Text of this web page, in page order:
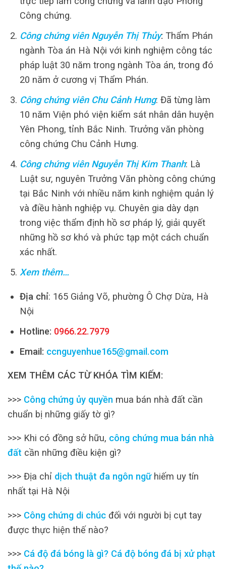
Công chứng.
Công chứng viên Nguyễn Thị Thủy: Thẩm Phán
ngành Tòa án Hà Nội với kinh nghiệm công tác
pháp luật 30 năm trong ngành Tòa án, trong đó
20 năm ở cương vị Thẩm Phán.
Công chứng viên Chu Cảnh Hưng: Đã từng làm
10 năm Viện phó viện kiểm sát nhân dân huyện
Yên Phong, tỉnh Bắc Ninh. Trưởng văn phòng
công chứng Chu Cảnh Hưng.
Công chứng viên Nguyễn Thị Kim Thanh: Là
Luật sư, nguyên Trưởng Văn phòng công chứng
tại Bắc Ninh với nhiều năm kinh nghiệm quản lý
và điều hành nghiệp vụ. Chuyên gia dày dạn
trong việc thẩm định hồ sơ pháp lý, giải quyết
những hồ sơ khó và phức tạp một cách chuẩn
xác nhất.
Xem thêm…
Địa chỉ: 165 Giảng Võ, phường Ô Chợ Dừa, Hà
Nội
Hotline: 0966.22.7979
Email: ccnguyenhue165@gmail.com
XEM THÊM CÁC TỪ KHÓA TÌM KIẾM:
>>> Công chứng ủy quyền mua bán nhà đất cần
chuẩn bị những giấy tờ gì?
>>> Khi có đồng sở hữu, công chứng mua bán nhà
đất cần những điều kiện gì?
>>> Địa chỉ dịch thuật đa ngôn ngữhiếm uy tín
nhất tại Hà Nội
>>> Công chứng di chúc đối với người bị cụt tay
được thực hiện thế nào?
>>> Cá độ đá bóng là gì? Cá độ bóng đá bị xử phạt